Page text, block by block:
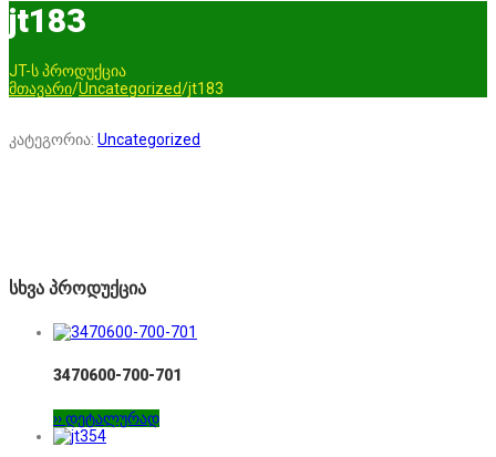
jt183
JT-ს პროდუქცია
მთავარი/Uncategorized/jt183
კატეგორია: Uncategorized
სხვა პროდუქცია
3470600-700-701
›› დეტალურად